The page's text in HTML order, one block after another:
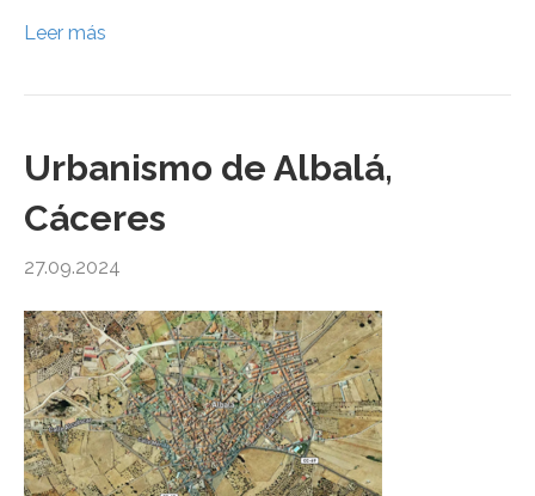
Leer más
Urbanismo de Albalá,
Cáceres
27.09.2024